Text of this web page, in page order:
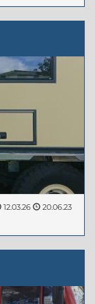
20.06.23
12.03.26